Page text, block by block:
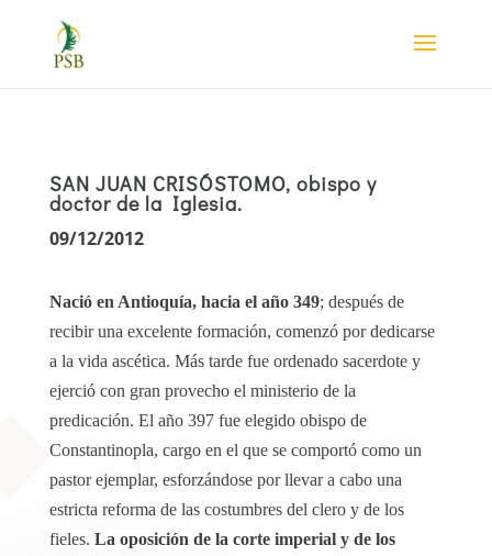
SAN JUAN CRISÓSTOMO, obispo y
doctor de la Iglesia.
09/12/2012
Nació en Antioquía, hacia el año 349; después de
recibir una excelente formación, comenzó por dedicarse
a la vida ascética. Más tarde fue ordenado sacerdote y
ejerció con gran provecho el ministerio de la
predicación. El año 397 fue elegido obispo de
Constantinopla, cargo en el que se comportó como un
pastor ejemplar, esforzándose por llevar a cabo una
estricta reforma de las costumbres del clero y de los
fieles. La oposición de la corte imperial y de los